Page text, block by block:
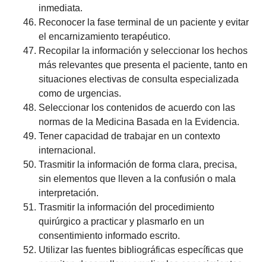
inmediata.
Reconocer la fase terminal de un paciente y evitar
el encarnizamiento terapéutico.
Recopilar la información y seleccionar los hechos
más relevantes que presenta el paciente, tanto en
situaciones electivas de consulta especializada
como de urgencias.
Seleccionar los contenidos de acuerdo con las
normas de la Medicina Basada en la Evidencia.
Tener capacidad de trabajar en un contexto
internacional.
Trasmitir la información de forma clara, precisa,
sin elementos que lleven a la confusión o mala
interpretación.
Trasmitir la información del procedimiento
quirúrgico a practicar y plasmarlo en un
consentimiento informado escrito.
Utilizar las fuentes bibliográficas específicas que